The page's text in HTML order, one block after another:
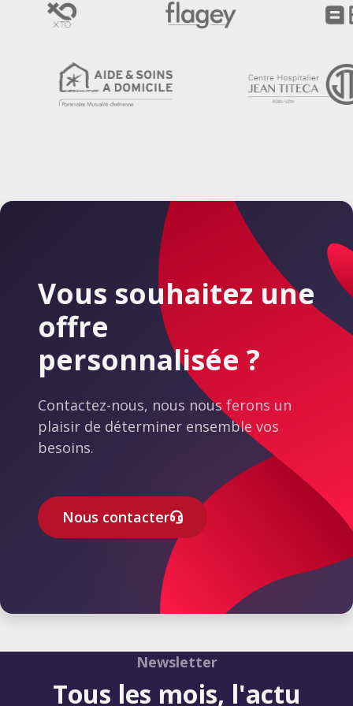
recommander.
Vous souhaitez une
offre
personnalisée ?
Contactez-nous, nous nous ferons un
plaisir de déterminer ensemble vos
besoins.
Nous contacter
Newsletter
Tous les mois, l'actu